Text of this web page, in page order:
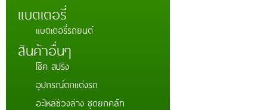
แบตเตอรี่่
แบตเตอรี่รถยนต์
สินค้าอื่นๆ
โช๊ค สปริง
อุปกรณ์ตกแต่งรถ
อะไหล่ช่วงล่าง ชุดยกคลัท